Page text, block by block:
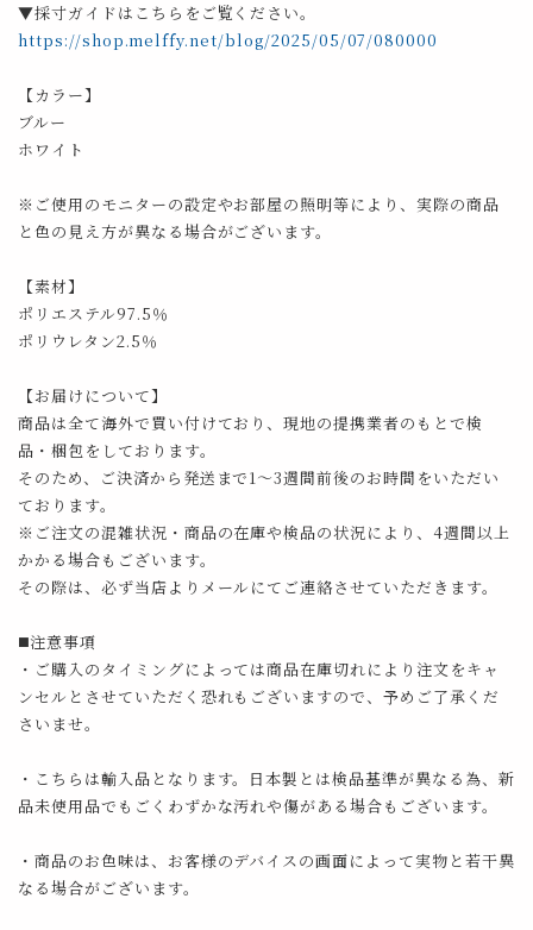
▼採寸ガイドはこちらをご覧ください。
https://shop.melffy.net/blog/2025/05/07/080000
【カラー】
ブルー
ホワイト
※ご使用のモニターの設定やお部屋の照明等により、実際の商品
と色の見え方が異なる場合がございます。
【素材】
ポリエステル97.5％
ポリウレタン2.5％
【お届けについて】
商品は全て海外で買い付けており、現地の提携業者のもとで検
品・梱包をしております。
そのため、ご決済から発送まで1～3週間前後のお時間をいただい
ております。
※ご注文の混雑状況・商品の在庫や検品の状況により、4週間以上
かかる場合もございます。
その際は、必ず当店よりメールにてご連絡させていただきます。
◼️注意事項
・ご購入のタイミングによっては商品在庫切れにより注文をキャ
ンセルとさせていただく恐れもございますので、予めご了承くだ
さいませ。
・こちらは輸入品となります。日本製とは検品基準が異なる為、新
品未使用品でもごくわずかな汚れや傷がある場合もございます。
・商品のお色味は、お客様のデバイスの画面によって実物と若干異
なる場合がございます。